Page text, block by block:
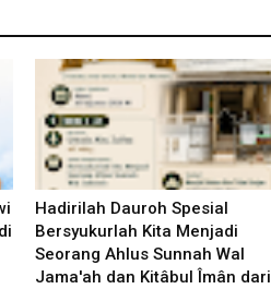
Hadirilah Dauroh Spesial
Bersyukurlah Kita Menjadi
Seorang Ahlus Sunnah Wal
Jama'ah dan Kitâbul Îmân dari